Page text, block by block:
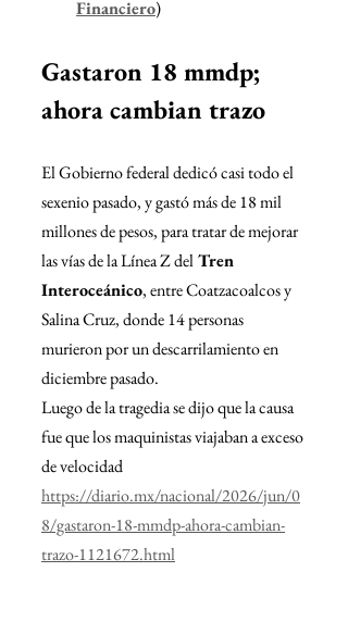
Financiero)
Gastaron 18 mmdp;
ahora cambian trazo
El Gobierno federal dedicó casi todo el
sexenio pasado, y gastó más de 18 mil
millones de pesos, para tratar de mejorar
las vías de la Línea Z del Tren
Interoceánico, entre Coatzacoalcos y
Salina Cruz, donde 14 personas
murieron por un descarrilamiento en
diciembre pasado.
Luego de la tragedia se dijo que la causa
fue que los maquinistas viajaban a exceso
de velocidad
https://diario.mx/nacional/2026/jun/0
8/gastaron-18-mmdp-ahora-cambian-
trazo-1121672.html